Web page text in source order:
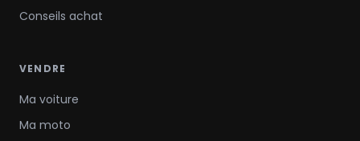
Conseils achat
VENDRE
Ma voiture
Ma moto